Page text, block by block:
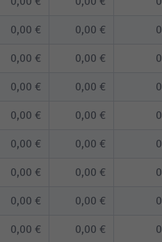
0,00 € 0,00 €
0,00 € 0,00 €
0,00 € 0,00 €
0,00 € 0,00 €
0,00 € 0,00 €
0,00 € 0,00 €
0,00 € 0,00 €
0,00 € 0,00 €